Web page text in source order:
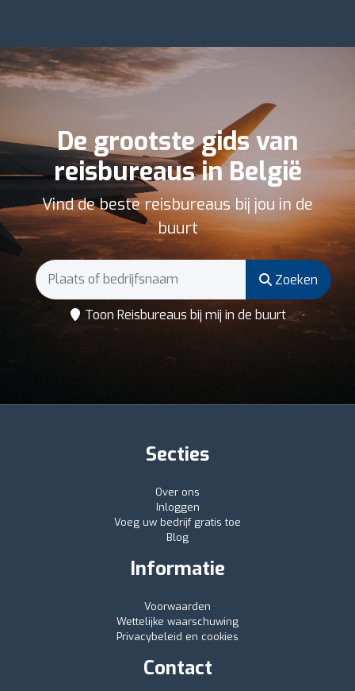
De grootste gids van
reisbureaus in België
Vind de beste reisbureaus bij jou in de
buurt
Zoeken
Toon Reisbureaus bij mij in de buurt
Secties
Over ons
Inloggen
Voeg uw bedrijf gratis toe
Blog
Informatie
Voorwaarden
Wettelijke waarschuwing
Privacybeleid en cookies
Contact